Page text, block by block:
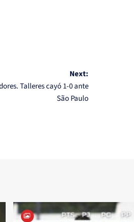
Next:
Talleres cayó 1-0 ante
São Paulo